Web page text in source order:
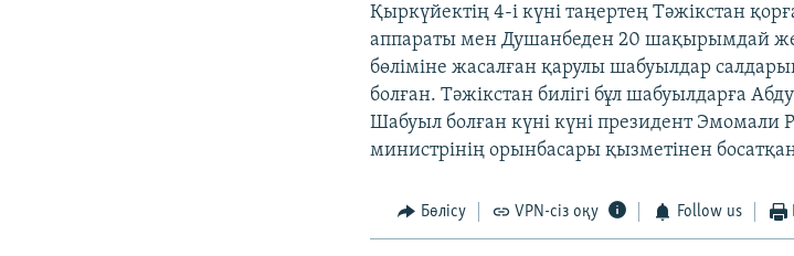
Қыркүйектің 4-і күні таңертең Тәжікстан
аппараты мен Душанбеден 20 шақырымдай
бөліміне жасалған қарулы шабуылдар
болған. Тәжікстан билігі бұл шабуылдарға
Шабуыл болған күні күні президент Эмомали
министрінің орынбасары қызметінен
Бөлісу VPN-сіз оқу Follow us